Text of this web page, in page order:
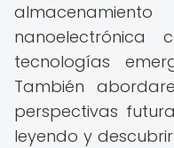
tecnologías
También
perspectivas
leyendo y